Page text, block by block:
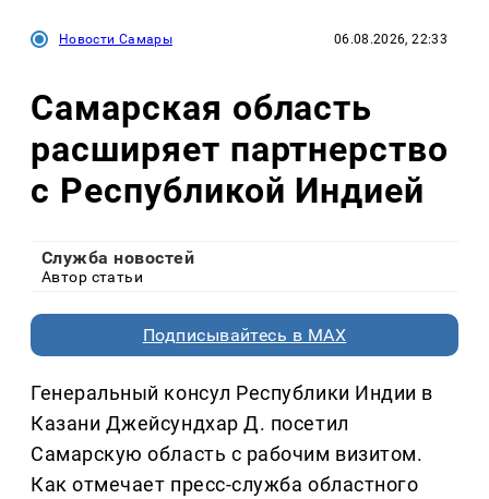
Новости Самары 06.08.2026, 22:33
Самарская область
расширяет партнерство
с Республикой Индией
Служба новостей
Автор статьи
Подписывайтесь в MAX
Генеральный консул Республики Индии в
Казани Джейсундхар Д. посетил
Самарскую область с рабочим визитом.
Как отмечает пресс-служба областного